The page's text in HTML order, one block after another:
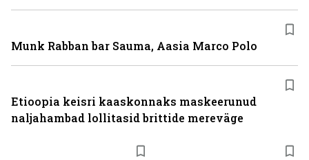
Munk Rabban bar Sauma, Aasia Marco Polo
Etioopia keisri kaaskonnaks maskeerunud
naljahambad lollitasid brittide mereväge